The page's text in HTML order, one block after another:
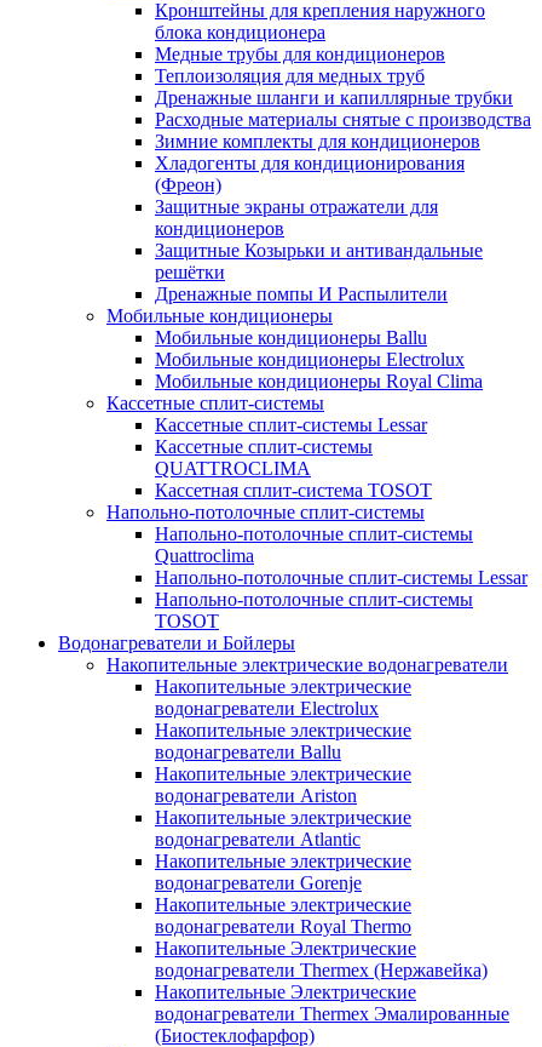
Кронштейны для крепления наружного
блока кондиционера
Медные трубы для кондиционеров
Теплоизоляция для медных труб
Дренажные шланги и капиллярные трубки
Расходные материалы снятые с производства
Зимние комплекты для кондиционеров
Хладогенты для кондиционирования
(Фреон)
Защитные экраны отражатели для
кондиционеров
Защитные Козырьки и антивандальные
решётки
Дренажные помпы И Распылители
Мобильные кондиционеры
Мобильные кондиционеры Ballu
Мобильные кондиционеры Electrolux
Мобильные кондиционеры Royal Clima
Кассетные сплит-системы
Кассетные сплит-системы Lessar
Кассетные сплит-системы
QUATTROCLIMA
Кассетная сплит-система TOSOT
Напольно-потолочные сплит-системы
Напольно-потолочные сплит-системы
Quattroclima
Напольно-потолочные сплит-системы Lessar
Напольно-потолочные сплит-системы
TOSOT
Водонагреватели и Бойлеры
Накопительные электрические водонагреватели
Накопительные электрические
водонагреватели Electrolux
Накопительные электрические
водонагреватели Ballu
Накопительные электрические
водонагреватели Ariston
Накопительные электрические
водонагреватели Atlantic
Накопительные электрические
водонагреватели Gorenje
Накопительные электрические
водонагреватели Royal Thermo
Накопительные Электрические
водонагреватели Thermex (Нержавейка)
Накопительные Электрические
водонагреватели Thermex Эмалированные
(Биостеклофарфор)